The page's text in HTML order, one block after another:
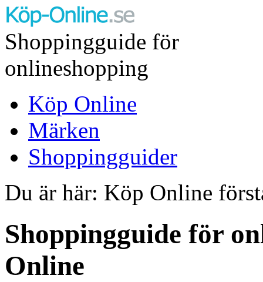
Shoppingguide för
onlineshopping
Köp Online
Märken
Shoppingguider
Du är här: Köp Online
Shoppingguide för
Online